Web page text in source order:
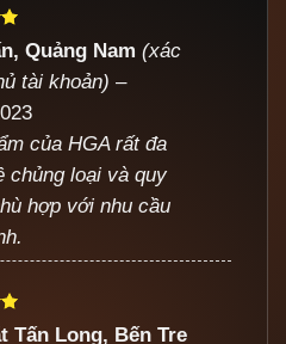
Quảng Nam(xác
tài khoản) –
của HGA rất đa
chủng loại và quy
hợp với nhu cầu
Tấn Long, Bến Tre